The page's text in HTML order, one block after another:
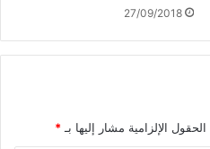
27/09/2018
الحقول الإلزامية مشار إليها بـ *